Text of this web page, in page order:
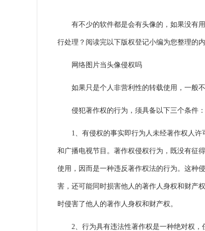
有不少的软件都是会有头像的，如果没有用
行处理？阅读完以下版权登记小编为您整理的
网络图片当头像侵权吗
如果只是个人非营利性的转载使用，一般不
侵犯著作权的行为，须具备以下三个条件：
1、有侵权的事实即行为人未经著作权人许
和广播电视节目。著作权侵权行为，既没有征
使用，因而是一种违反著作权法的行为。这种
害，还可能同时损害他人的著作人身权和财产
时侵害了他人的著作人身权和财产权。
2、行为具有违法性著作权是一种绝对权，